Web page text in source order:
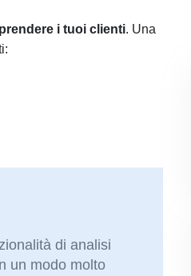
i tuoi clienti. Una
di analisi
un modo molto